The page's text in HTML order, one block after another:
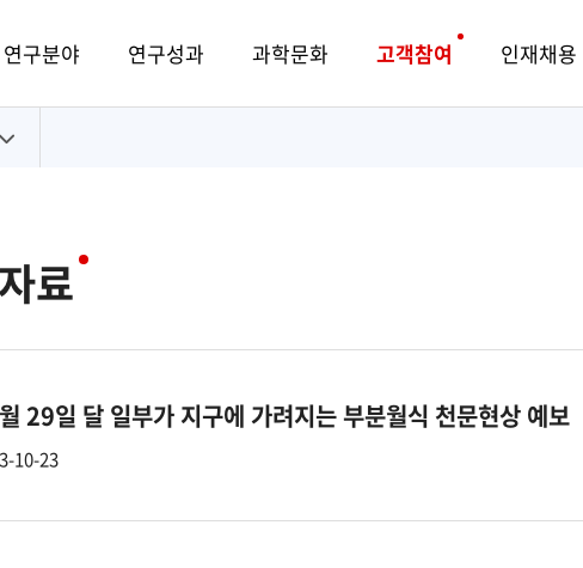
연구분야 연구성과 과학문화 고객참여 인재채용
료
29일 달 일부가 지구에 가려지는 부분월식 천문현상 예보
10-23